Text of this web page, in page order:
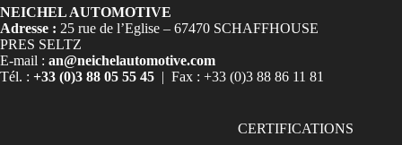
NEICHEL AUTOMOTIVE
Adresse : 25 rue de l’Eglise – 67470 SCHAFFHOUSE
PRES SELTZ
E-mail : an@neichelautomotive.com
Tél. : +33 (0)3 88 05 55 45 | Fax : +33 (0)3 88 86 11 81
CERTIFICATIONS